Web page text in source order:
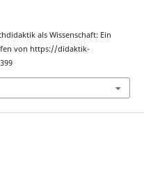
als Wissenschaft: Ein
von https://didaktik-